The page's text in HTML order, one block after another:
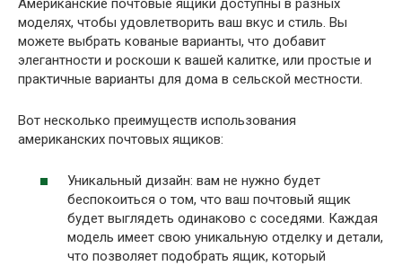
Американские почтовые ящики доступны в разных
моделях, чтобы удовлетворить ваш вкус и стиль. Вы
можете выбрать кованые варианты, что добавит
элегантности и роскоши к вашей калитке, или простые и
практичные варианты для дома в сельской местности.
Вот несколько преимуществ использования
американских почтовых ящиков:
Уникальный дизайн: вам не нужно будет
беспокоиться о том, что ваш почтовый ящик
будет выглядеть одинаково с соседями. Каждая
модель имеет свою уникальную отделку и детали,
что позволяет подобрать ящик, который